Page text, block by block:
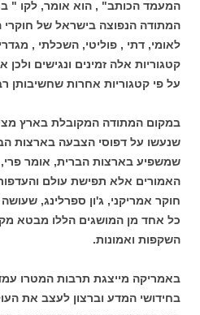
המעמד הכותב" , הוא אומר, לקו "
המתודה הנפוצה בישראל של
לאומי, דתי , פוליטי, השכלתי ,
קטגוריות אלה זמינים ונגישים ולכן
על פי קטגוריות אחרות שחשיבותן
במקום המתודה המקובלת בארץ
שנעשו על דפוסי הצבעה בארצות
שמשפיע בארצות הברית, אומר
האמורים אלא תפישת עולם
חוקר אמריקני, ג'ון ספרלינג,
כל אחד מן המושגים הללו מבטא
השקפות ואמונות.
באמריקה מייצגת תרבות המטרו
בחידושי המדע וברצון לעצב את